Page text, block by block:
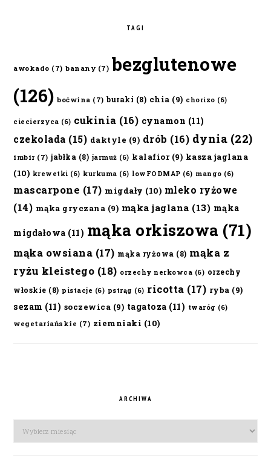
TAGI
awokado (7) banany (7) bezglutenowe
(126) boćwina (7) buraki (8) chia (9) chorizo (6)
ciecierzyca (6) cukinia (16) cynamon (11)
czekolada (15) daktyle (9) drób (16) dynia (22)
imbir (7) jabłka (8) jarmuż (6) kalafior(9) kasza jaglana
(10) krewetki (6) kurkuma (6) lowFODMAP (6) mango (6)
mascarpone (17) migdały (10) mleko ryżowe
(14) mąka gryczana (9) mąka jaglana (13) mąka
migdałowa (11) mąka orkiszowa (71)
mąka owsiana (17) mąka ryżowa (8) mąka z
ryżu kleistego (18) orzechy nerkowca (6) orzechy
włoskie (8) pistacje (6) pstrąg (6) ricotta (17) ryba (9)
sezam (11) soczewica (9) tagatoza (11) twaróg (6)
wegetariańskie (7) ziemniaki (10)
ARCHIWA
Archiwa